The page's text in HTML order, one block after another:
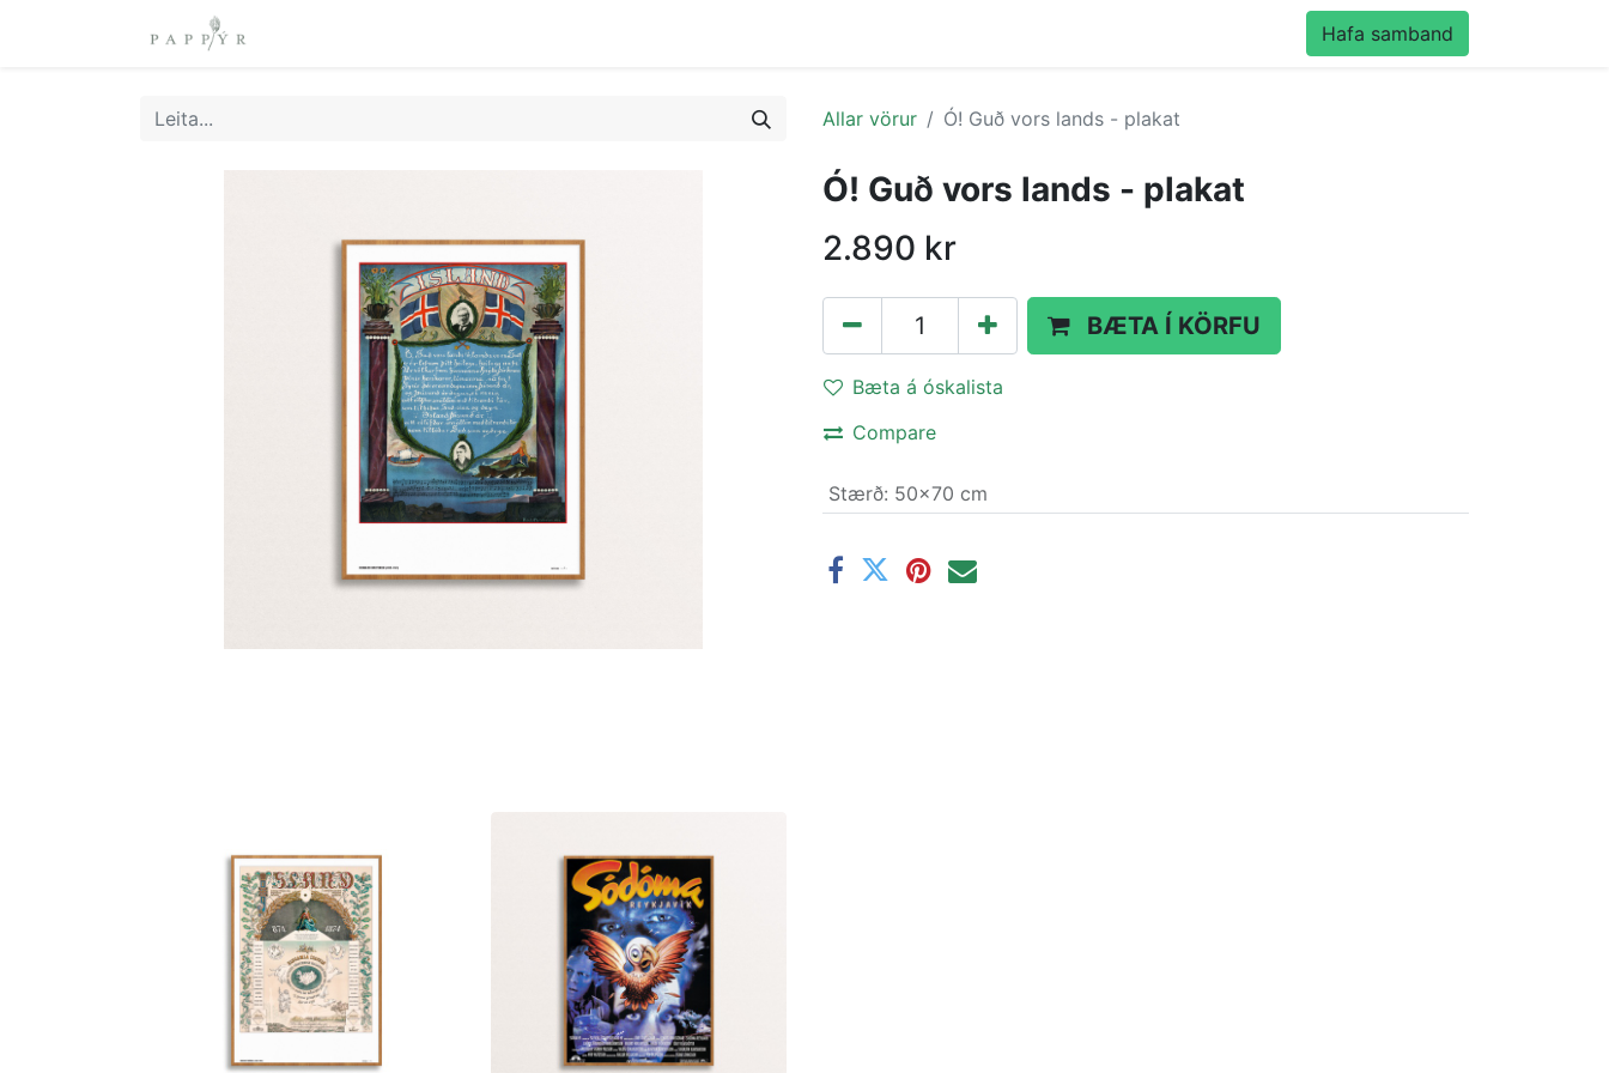
Hafa samband
Allar vörur Ó! Guð vors lands - plakat
Ó! Guð vors lands - plakat
2.890 kr
BÆTA Í KÖRFU
Bæta á óskalista
Compare
Stærð: 50x70 cm